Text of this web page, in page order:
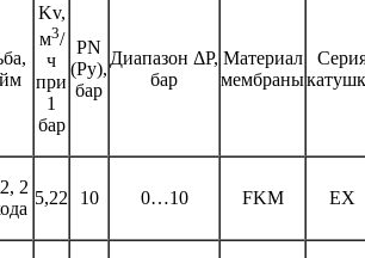
Kv,
м3/
ч
при
1
бар
PN
(Ру),
бар
Диапазон ΔP,
бар
Материал
мембраны
2
5,22 10 0…10 FKM EX